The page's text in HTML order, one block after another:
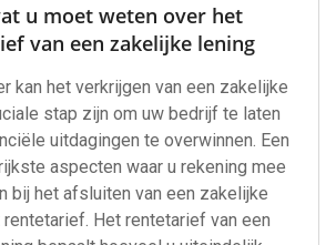
u moet weten over het
van een zakelijke lening
kan het verkrijgen van een zakelijke
stap zijn om uw bedrijf te laten
uitdagingen te overwinnen. Een
aspecten waar u rekening mee
bij het afsluiten van een zakelijke
Het rentetarief van een